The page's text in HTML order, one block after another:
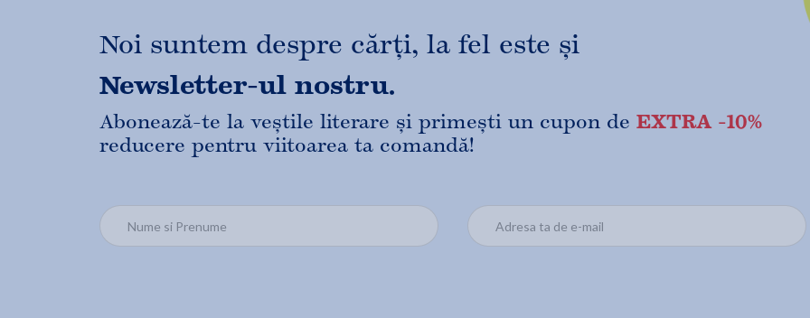
Noi suntem despre cărți, la fel este și
Newsletter-ul nostru.
Abonează-te la veștile literare și primești un cupon de EXTRA -10%
reducere pentru viitoarea ta comandă!